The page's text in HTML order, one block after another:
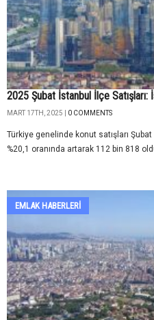
2025 Şubat İstanbul İlçe Satışları:
MART 17TH, 2025 | 0 COMMENTS
Türkiye genelinde konut satışları Şubat
%20,1 oranında artarak 112 bin 818
EMLAK HABERLERI